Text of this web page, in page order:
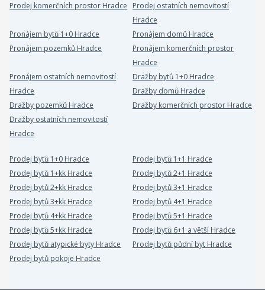
Prodej komerčních prostor Hradce
Prodej ostatních nemovitostí
Hradce
Pronájem bytů 1+0 Hradce
Pronájem domů Hradce
Pronájem pozemků Hradce
Pronájem komerčních prostor
Hradce
Pronájem ostatních nemovitostí
Hradce
Dražby bytů 1+0 Hradce
Dražby domů Hradce
Dražby pozemků Hradce
Dražby komerčních prostor Hradce
Dražby ostatních nemovitostí
Hradce
Prodej bytů 1+0 Hradce
Prodej bytů 1+1 Hradce
Prodej bytů 1+kk Hradce
Prodej bytů 2+1 Hradce
Prodej bytů 2+kk Hradce
Prodej bytů 3+1 Hradce
Prodej bytů 3+kk Hradce
Prodej bytů 4+1 Hradce
Prodej bytů 4+kk Hradce
Prodej bytů 5+1 Hradce
Prodej bytů 5+kk Hradce
Prodej bytů 6+1 a větší Hradce
Prodej bytů atypické byty Hradce
Prodej bytů půdní byt Hradce
Prodej bytů pokoje Hradce